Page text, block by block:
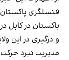
قنسلگری
پاکستان در کابل
و درگیری در این
مدیریت نبرد